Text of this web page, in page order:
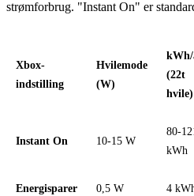
strømforbrug. "Instant On" er
Xbox-
indstilling
Hvilemode
(W)
(22t
hvile)
Instant On 10-15 W
80-
kWh
Energisparer 0,5 W 4